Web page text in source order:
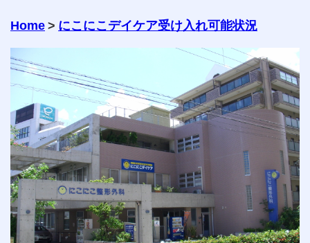
Home > にこにこデイケア受け入れ可能状況